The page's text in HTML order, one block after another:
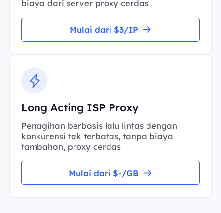
biaya dari server proxy cerdas
Mulai dari $3/IP
Long Acting ISP Proxy
Penagihan berbasis lalu lintas dengan
konkurensi tak terbatas, tanpa biaya
tambahan, proxy cerdas
Mulai dari $-/GB